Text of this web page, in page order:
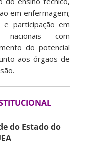
em enfermagem;
e participação em
nacionais com
do potencial
aos órgãos de
do Estado do